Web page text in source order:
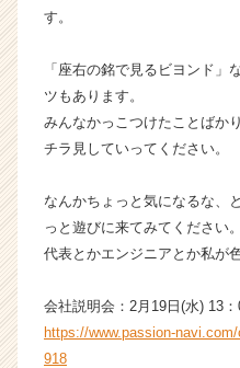
イ
チ
ア
ャ
ア
（C
e
e
す。
「座右の銘で見るビヨンド」
ツもあります。
みんなかっこつけたことばか
チラ見していってください。
なんかちょっと気になるな、
っと遊びに来てみてください。
代表とかエンジニアとか私が
会社説明会：2月19日(水) 13
https://www.passion-
918